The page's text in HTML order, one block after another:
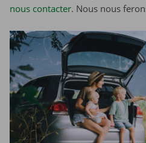
nous contacter. Nous nous